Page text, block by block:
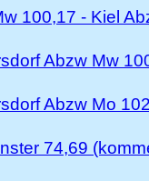
100,17 - Kiel
Abzw Mw
Abzw Mo
74,69